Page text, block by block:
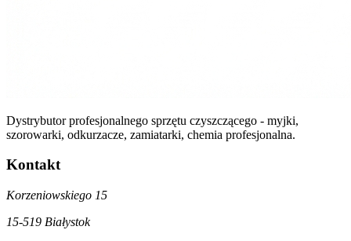
Dystrybutor profesjonalnego sprzętu czyszczącego - myjki,
szorowarki, odkurzacze, zamiatarki, chemia profesjonalna.
Kontakt
Korzeniowskiego 15
15-519 Białystok